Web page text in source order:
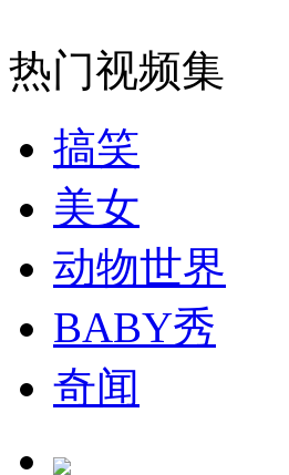
热门视频集
搞笑
美女
动物世界
BABY秀
奇闻